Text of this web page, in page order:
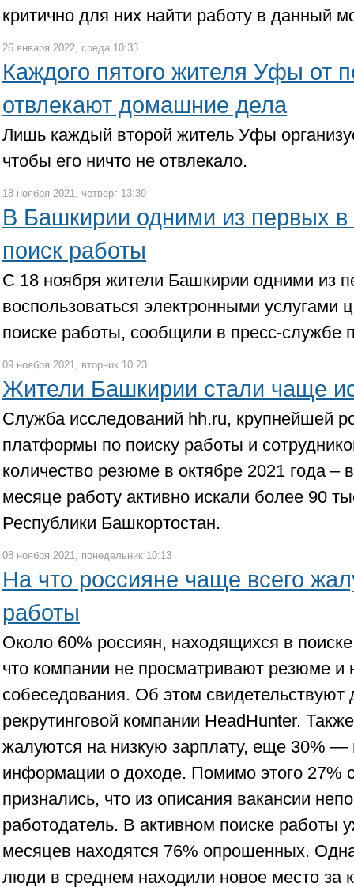
критично для них найти работу в данный
26 января 2022, среда 10:33
Каждого пятого жителя Уфы от
отвлекают домашние дела
Лишь каждый второй житель Уфы
чтобы его ничто не отвлекало.
18 ноября 2021, четверг 13:39
В Башкирии одними из первых в
поиск работы
С 18 ноября жители Башкирии одними из
воспользоваться электронными услугами
поиске работы, сообщили в пресс-службе
09 ноября 2021, вторник 10:23
Жители Башкирии стали чаще
Служба исследований hh.ru, крупнейшей
платформы по поиску работы и
количество резюме в октябре 2021 года –
месяце работу активно искали более 90
Республики Башкортостан.
08 ноября 2021, понедельник 10:13
На что россияне чаще всего
работы
Около 60% россиян, находящихся в
что компании не просматривают резюме и
собеседования. Об этом
рекрутинговой компании HeadHunter.
жалуются на низкую зарплату, еще 30% —
информации о доходе. Помимо этого 27%
признались, что из описания вакансии
работодатель. В активном поиске работы
месяцев находятся 76% опрошенных.
люди в среднем находили новое место за